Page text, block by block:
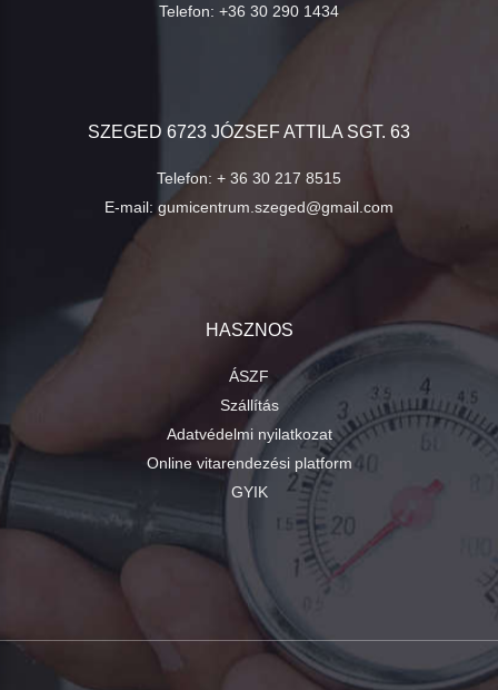
Telefon: +36 30 290 1434
SZEGED 6723 JÓZSEF ATTILA SGT. 63
Telefon: + 36 30 217 8515
E-mail: gumicentrum.szeged@gmail.com
HASZNOS
ÁSZF
Szállítás
Adatvédelmi nyilatkozat
Online vitarendezési platform
GYIK